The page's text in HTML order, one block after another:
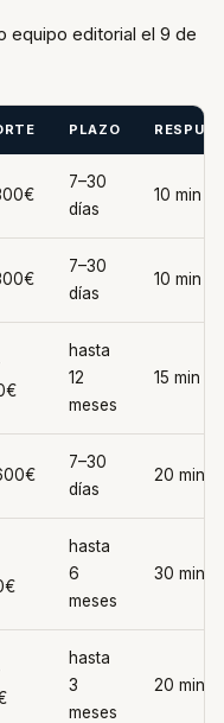
equipo editorial el 9 de
PLAZO
7–30
días
10 min
7–30
días
10 min
hasta
12
meses
15 min
7–30
días
20 min
hasta
6
meses
30 min
hasta
3
meses
20 min